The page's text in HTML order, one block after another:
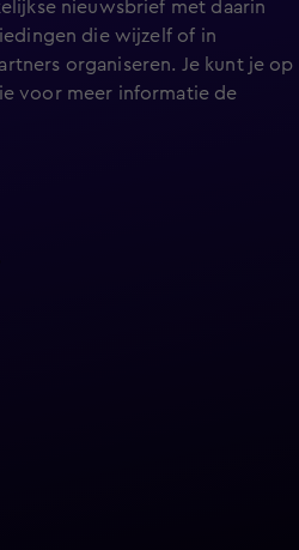
nieuwsbrief met daarin
die wijzelf of in
organiseren. Je kunt je op
voor meer informatie de